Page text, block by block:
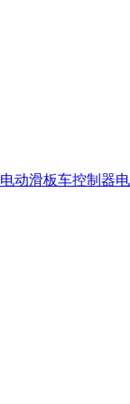
电动滑板车控制器